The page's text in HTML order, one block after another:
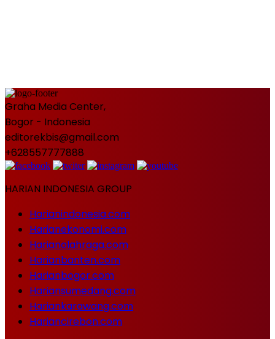
Graha Media Center,
Bogor - Indonesia
editorekbis@gmail.com
+628557777888
HARIAN INDONESIA GROUP
Harianindonesia.com
Harianekonomi.com
Harianolahraga.com
Harianbanten.com
Harianbogor.com
Hariansumedang.com
Hariankarawang.com
Hariancirebon.com